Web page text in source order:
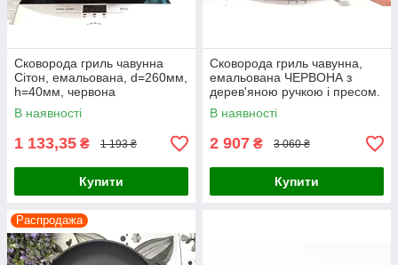
Сковорода гриль чавунна
Сітон, емальована, d=260мм,
h=40мм, червона
В наявності
1 133,35 ₴ 1 193 ₴
Купити
Сковорода гриль чавунна,
емальована ЧЕРВОНА з
дерев'яною ручкою і пресом.
d=260мм, h=40мм
В наявності
2 907 ₴ 3 060 ₴
Купити
Распродажа